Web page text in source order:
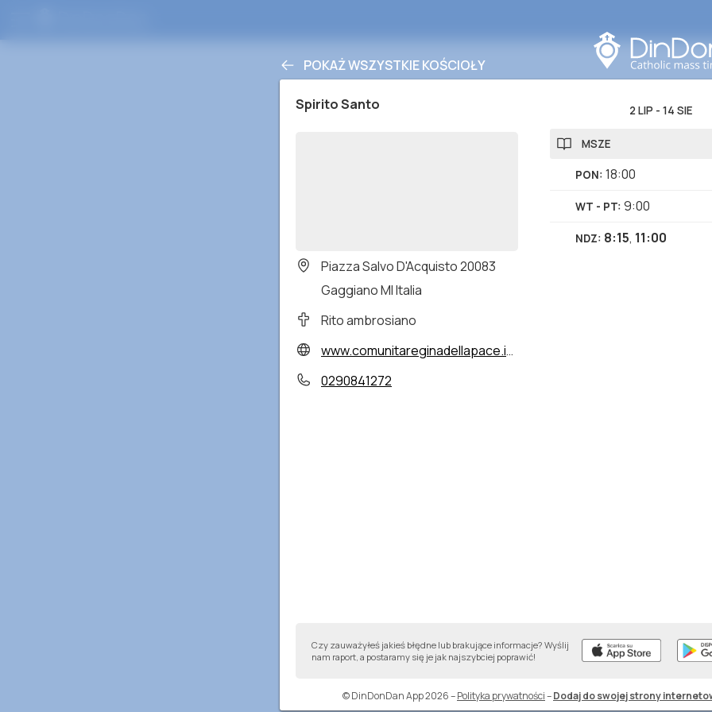
POKAŻ WSZYSTKIE KOŚCIOŁY
Spirito Santo
Piazza Salvo D'Acquisto 20083
Gaggiano MI Italia
Rito ambrosiano
www.comunitareginadellapace.it/
0290841272
2 LIP - 14 SIE
MSZE
PON: 18:00
WT - PT: 9:00
NDZ: 8:15, 11:00
Czy zauważyłeś jakieś błędne lub brakujące informacje? Wyślij
nam raport, a postaramy się je jak najszybciej poprawić!
© DinDonDan App 2026–Polityka prywatności–Dodaj do swojej strony